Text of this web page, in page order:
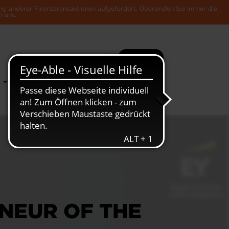
anderer Finanztransaktionen aufgefordert. Überprüfen Sie immer die
uns.
Suche Mehr
News &
Die Luxemburger
OF THE